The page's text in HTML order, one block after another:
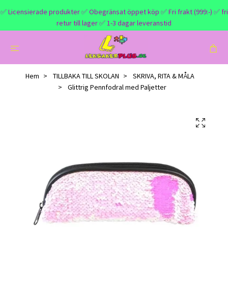
✅ Licensierade produkter ✅ Obegränsat öppet köp ✅ Fri frakt (999:-) ✅ fri
retur till lager ✅ 1-3 dagar leveranstid
Hem TILLBAKA TILL SKOLAN
SKRIVA, RITA & MÅLA
Glittrig Pennfodral med Paljetter